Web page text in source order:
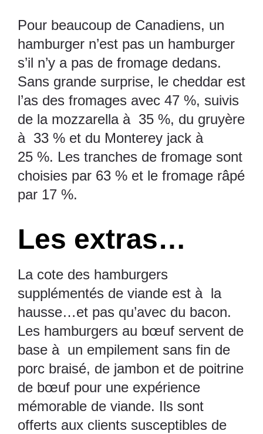
Pour beaucoup de Canadiens, un
hamburger n’est pas un hamburger
s’il n’y a pas de fromage dedans.
Sans grande surprise, le cheddar est
l’as des fromages avec 47 %, suivis
de la mozzarella à 35 %, du gruyère
à 33 % et du Monterey jack à
25 %. Les tranches de fromage sont
choisies par 63 % et le fromage râpé
par 17 %.
Les extras…
La cote des hamburgers
supplémentés de viande est à la
hausse…et pas qu’avec du bacon.
Les hamburgers au bœuf servent de
base à un empilement sans fin de
porc braisé, de jambon et de poitrine
de bœuf pour une expérience
mémorable de viande. Ils sont
offerts aux clients susceptibles de